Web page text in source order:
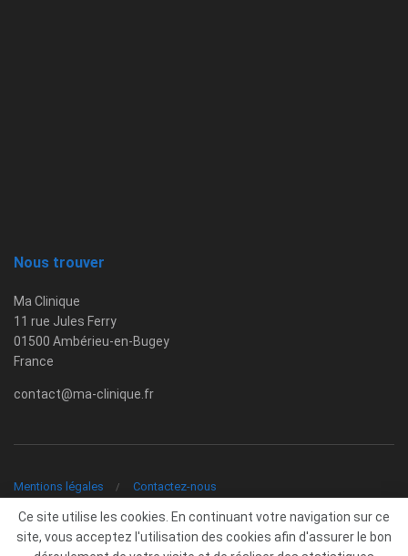
Nous trouver
Ma Clinique
11 rue Jules Ferry
01500 Ambérieu-en-Bugey
France
contact@ma-clinique.fr
Mentions légales Contactez-nous
© 2026 Copyright -Ma Clinique -contact@ma-clinique.fr
Ce site utilise les cookies. En continuant votre navigation sur ce
site, vous acceptez l'utilisation des cookies afin d'assurer le bon